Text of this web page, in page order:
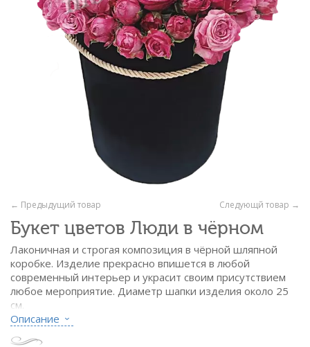
Следующй товар →
← Предыдущий товар
Букет цветов Люди в чёрном
Лаконичная и строгая композиция в чёрной шляпной
коробке. Изделие прекрасно впишется в любой
современный интерьер и украсит своим присутствием
любое мероприятие. Диаметр шапки изделия около 25
см.
Описание